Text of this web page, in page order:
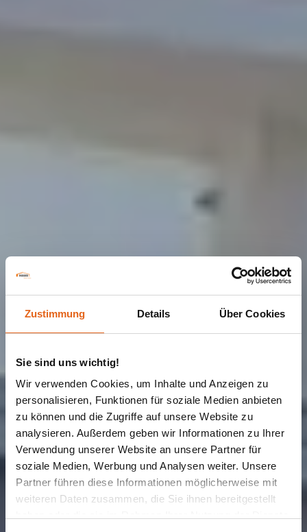
Zustimmung Details Über Cookies
Sie sind uns wichtig!
Wir verwenden Cookies, um Inhalte und Anzeigen zu
personalisieren, Funktionen für soziale Medien anbieten
zu können und die Zugriffe auf unsere Website zu
analysieren. Außerdem geben wir Informationen zu Ihrer
Verwendung unserer Website an unsere Partner für
soziale Medien, Werbung und Analysen weiter. Unsere
Partner führen diese Informationen möglicherweise mit
weiteren Daten zusammen, die Sie ihnen bereitgestellt
HAUSBAUSATZ